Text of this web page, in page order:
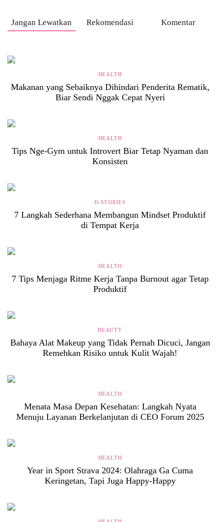
Jangan Lewatkan Rekomendasi Komentar
HEALTH
Makanan yang Sebaiknya Dihindari Penderita Rematik,
Biar Sendi Nggak Cepat Nyeri
HEALTH
Tips Nge-Gym untuk Introvert Biar Tetap Nyaman dan
Konsisten
D-STORIES
7 Langkah Sederhana Membangun Mindset Produktif
di Tempat Kerja
HEALTH
7 Tips Menjaga Ritme Kerja Tanpa Burnout agar Tetap
Produktif
BEAUTY
Bahaya Alat Makeup yang Tidak Pernah Dicuci, Jangan
Remehkan Risiko untuk Kulit Wajah!
HEALTH
Menata Masa Depan Kesehatan: Langkah Nyata
Menuju Layanan Berkelanjutan di CEO Forum 2025
HEALTH
Year in Sport Strava 2024: Olahraga Ga Cuma
Keringetan, Tapi Juga Happy-Happy